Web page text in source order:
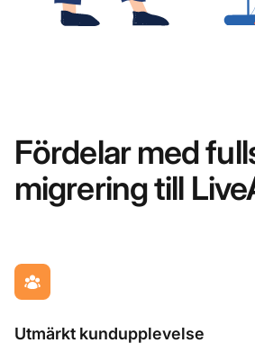
Fördelar med
migrering till
Utmärkt kundupplevelse